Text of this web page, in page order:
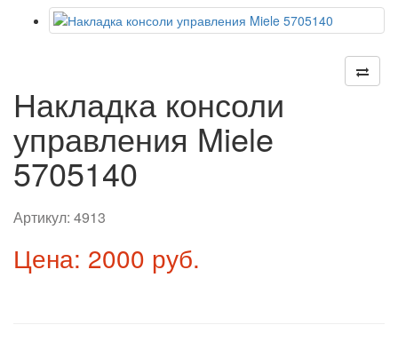
Накладка консоли
управления Miele
5705140
Артикул: 4913
Цена: 2000 руб.